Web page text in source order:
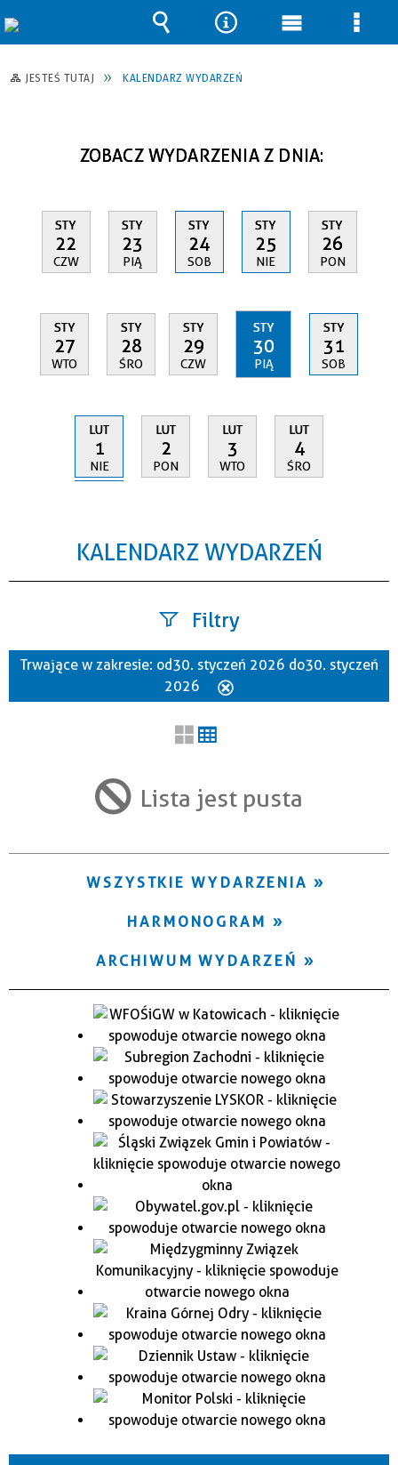
JESTEŚ TUTAJ KALENDARZ WYDARZEŃ
ZOBACZ WYDARZENIA Z DNIA:
STY
22
CZW
STY
23
PIĄ
STY
24
SOB
STY
25
NIE
STY
26
PON
STY
27
WTO
STY
28
ŚRO
STY
29
CZW
STY
30
PIĄ
STY
31
SOB
LUT
1
NIE
LUT
2
PON
LUT
3
WTO
LUT
4
ŚRO
KALENDARZ WYDARZEŃ
Filtry
Szukana fraza
Trwające w zakresie
Trwające w zakresie: od 30. styczeń 2026 do 30. styczeń
2026
Lista jest pusta
WSZYSTKIE WYDARZENIA
HARMONOGRAM
ARCHIWUM WYDARZEŃ
Wyszukiwarka
Narzędzia
Menu Menu